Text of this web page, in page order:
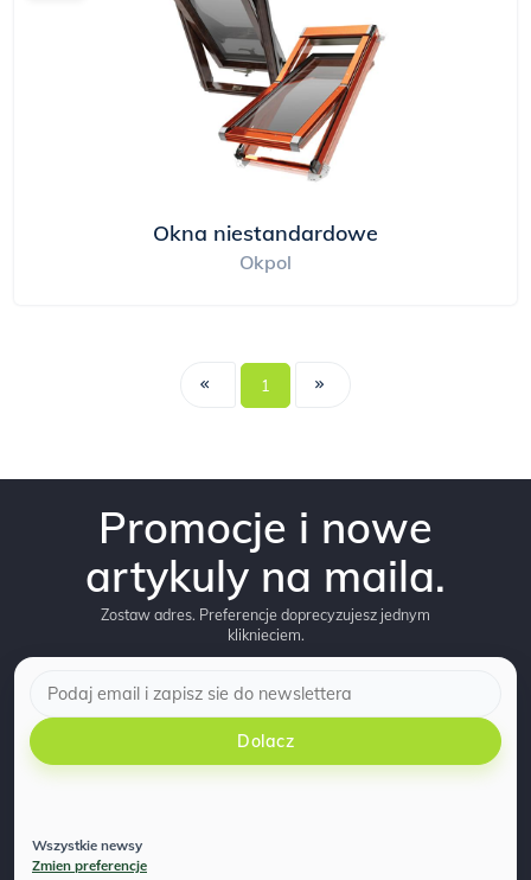
Okna niestandardowe
Okpol
1
Promocje i nowe
artykuly na maila.
Zostaw adres. Preferencje doprecyzujesz jednym
kliknieciem.
Dolacz
Wszystkie newsy
Zmien preferencje